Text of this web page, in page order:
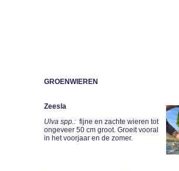
GROENWIEREN
Zeesla
Ulva spp.: fijne en zachte wieren tot
ongeveer 50 cm groot. Groeit vooral
in het voorjaar en de zomer.